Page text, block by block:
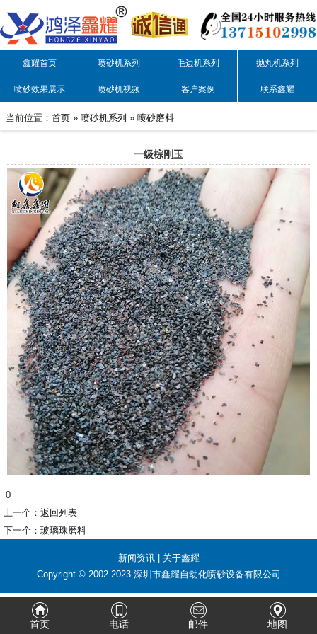
鑫耀首页 喷砂机系列 毛边机系列 抛丸机系列
喷砂效果展示 喷砂机视频 客户案例 联系鑫耀
当前位置： 首页 » 喷砂机系列 » 喷砂磨料
一级棕刚玉
0
上一个： 返回列表
下一个： 玻璃珠磨料
新闻资讯| 关于鑫耀
Copyright © 2002-2023 深圳市鑫耀自动化喷砂设备有限公司
首页 电话 邮件 地图